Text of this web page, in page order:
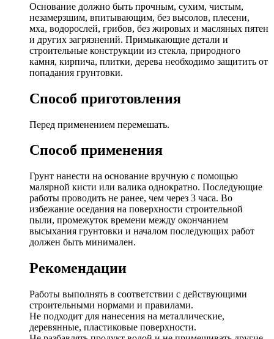
Основание должно быть прочным, сухим, чистым,
незамерзшим, впитывающим, без высолов, плесени,
мха, водорослей, грибов, без жировых и масляных пятен
и других загрязнений. Примыкающие детали и
строительные конструкции из стекла, природного
камня, кирпича, плитки, дерева необходимо защитить от
попадания грунтовки.
Способ приготовления
Перед применением перемешать.
Способ применения
Грунт нанести на основание вручную с помощью
малярной кисти или валика однократно. Последующие
работы проводить не ранее, чем через 3 часа. Во
избежание оседания на поверхности строительной
пыли, промежуток времени между окончанием
высыхания грунтовки и началом последующих работ
должен быть минимален.
Рекомендации
Работы выполнять в соответствии с действующими
строительными нормами и правилами.
Не подходит для нанесения на металлические,
деревянные, пластиковые поверхности.